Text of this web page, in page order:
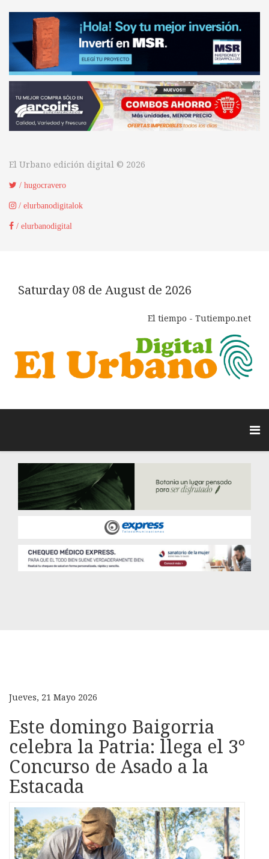
El Urbano edición digital © 2026
/ hugocravero
/ elurbanodigitalok
/ elurbanodigital
Saturday 08 de August de 2026
El tiempo - Tutiempo.net
Jueves, 21 Mayo 2026
Este domingo Baigorria
celebra la Patria: llega el 3°
Concurso de Asado a la
Estacada